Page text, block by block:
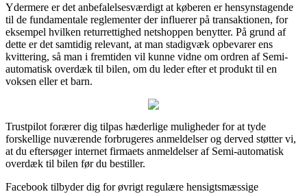
Ydermere er det anbefalelsesværdigt at køberen er hensynstagende
til de fundamentale reglementer der influerer på transaktionen, for
eksempel hvilken returrettighed netshoppen benytter. På grund af
dette er det samtidig relevant, at man stadigvæk opbevarer ens
kvittering, så man i fremtiden vil kunne vidne om ordren af Semi-
automatisk overdæk til bilen, om du leder efter et produkt til en
voksen eller et barn.
Trustpilot forærer dig tilpas hæderlige muligheder for at tyde
forskellige nuværende forbrugeres anmeldelser og derved støtter vi,
at du eftersøger internet firmaets anmeldelser af Semi-automatisk
overdæk til bilen før du bestiller.
Facebook tilbyder dig for øvrigt regulære hensigtsmæssige